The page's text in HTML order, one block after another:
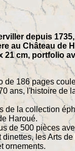
depuis
au Château de
21 cm, portfolio
de 186 pages
ans, l'histoire de
de la collection
Haroué.
de 500 pièces
les Arts
ornements.